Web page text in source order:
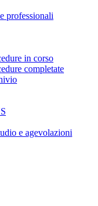
professionali
in corso
completate
e agevolazioni